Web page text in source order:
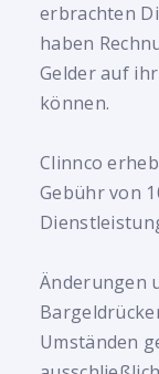
erbrachten
haben
Gelder auf
können.
Clinnco
Gebühr von
Änderungen
Umständen